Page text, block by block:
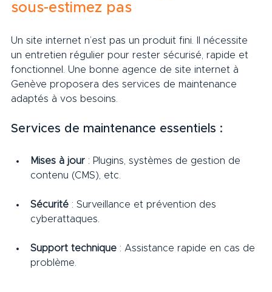
sous-estimez pas
Un site internet n’est pas un produit fini. Il nécessite
un entretien régulier pour rester sécurisé, rapide et
fonctionnel. Une bonne agence de site internet à
Genève proposera des services de maintenance
adaptés à vos besoins.
Services de maintenance essentiels :
Mises à jour : Plugins, systèmes de gestion de
contenu (CMS), etc.
Sécurité : Surveillance et prévention des
cyberattaques.
Support technique : Assistance rapide en cas de
problème.